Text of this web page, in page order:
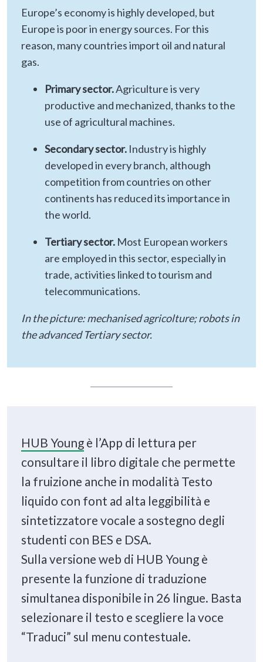
Europe’s economy is highly developed, but
Europe is poor in energy sources. For this
reason, many countries import oil and natural
gas.
Primary sector.Agriculture is very
productive and mechanized, thanks to the
use of agricultural machines.
Secondary sector. Industry is highly
developed in every branch, although
competition from countries on other
continents has reduced its importance in
the world.
Tertiary sector. Most European workers
are employed in this sector, especially in
trade, activities linked to tourism and
telecommunications.
In the picture: mechanised agricolture; robots in
the advanced Tertiary sector.
HUB Young è l’App di lettura per
consultare il libro digitale che permette
la fruizione anche in modalità Testo
liquido con font ad alta leggibilità e
sintetizzatore vocale a sostegno degli
studenti con BES e DSA.
Sulla versione web di HUB Young è
presente la funzione di traduzione
simultanea disponibile in 26 lingue. Basta
selezionare il testo e scegliere la voce
“Traduci” sul menu contestuale.